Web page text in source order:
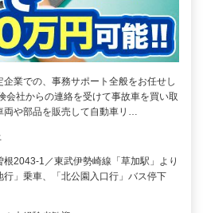
業での、事務サポート全般をお任せし
会社からの連絡を受けて事故車を買い取
両や部品を販売して自動車リ…
根2043-1／東武伊勢崎線「草加駅」より
行」乗車、「北公園入口行」バス停下